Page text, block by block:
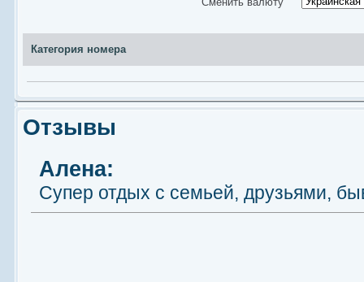
Категория номера
Отзывы
Алена:
Супер отдых с семьей, друзьями,